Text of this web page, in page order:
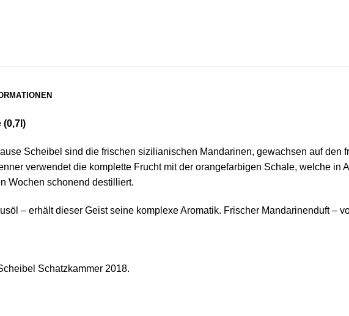
(0,7l)
Scheibel sind die frischen sizilianischen Mandarinen, gewachsen auf den
verwendet die komplette Frucht mit der orangefarbigen Schale, welche in
Wochen schonend destilliert.
– erhält dieser Geist seine komplexe Aromatik. Frischer Mandarinenduft –
Schatzkammer 2018.